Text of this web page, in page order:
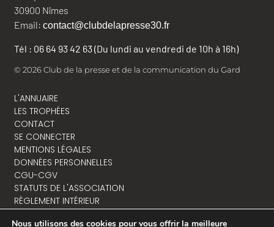
30900 Nîmes
Email: contact@clubdelapresse30.fr
Tél : 06 64 93 42 63 (Du lundi au vendredi de 10h à 16h)
© 2026 Club de la presse et de la communication du Gard
L'ANNUAIRE
LES TROPHÉES
CONTACT
SE CONNECTER
MENTIONS LÉGALES
DONNÉES PERSONNELLES
CGU-CGV
STATUTS DE L'ASSOCIATION
RÈGLEMENT INTÉRIEUR
Nous utilisons des cookies pour vous offrir la meilleure